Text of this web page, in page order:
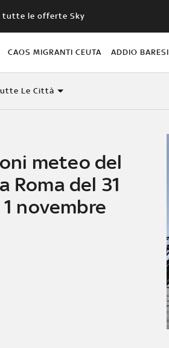
tutte le offerte Sky
CAOS MIGRANTI CEUTA ADDIO BARESI
Le Città
meteo del
Roma del 31
novembre